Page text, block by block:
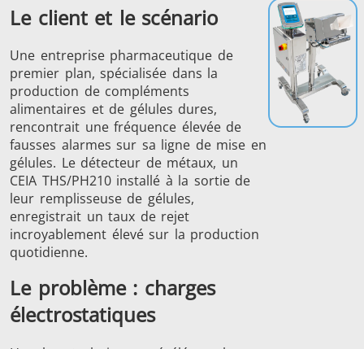
THS/MBB
THS/G21
THS Production
4.0
MD-SCOPE
Le client et le scénario
Une entreprise pharmaceutique de
premier plan, spécialisée dans la
production de compléments
alimentaires et de gélules dures,
rencontrait une fréquence élevée de
fausses alarmes sur sa ligne de mise en
gélules. Le détecteur de métaux, un
CEIA THS/PH210 installé à la sortie de
leur remplisseuse de gélules,
enregistrait un taux de rejet
incroyablement élevé sur la production
quotidienne.
Le problème : charges
électrostatiques